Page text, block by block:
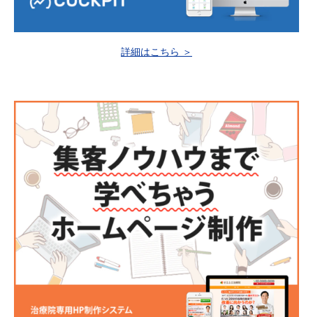
詳細はこちら ＞